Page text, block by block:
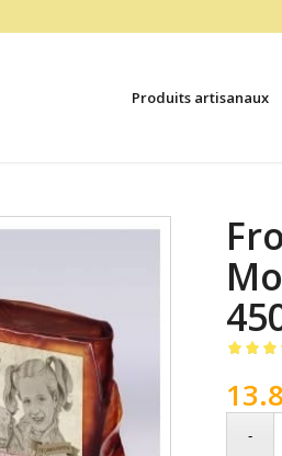
Produits artisanaux
sur 5